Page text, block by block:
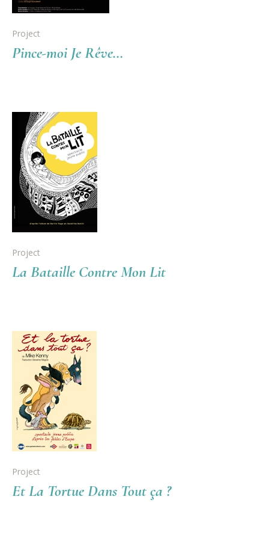
Project
Pince-moi Je Rêve…
Project
La Bataille Contre Mon Lit
Project
Et La Tortue Dans Tout ça ?